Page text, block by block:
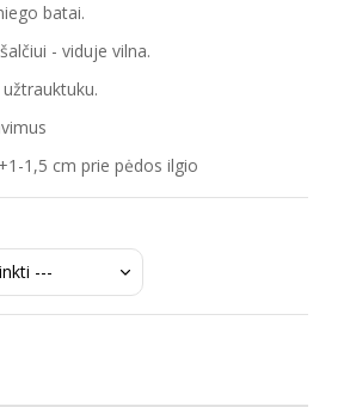
batai.
- viduje vilna.
1,5 cm prie pėdos ilgio